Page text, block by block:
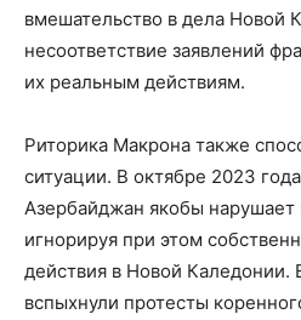
вмешательство в дела Новой
несоответствие заявлений
их реальным действиям.
Риторика Макрона также
ситуации. В октябре 2023
Азербайджан якобы
игнорируя при этом
действия в Новой Каледонии.
вспыхнули протесты